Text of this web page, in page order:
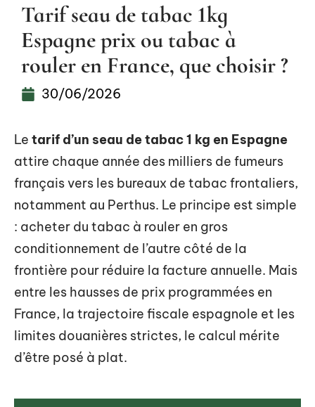
Tarif seau de tabac 1kg
Espagne prix ou tabac à
rouler en France, que choisir ?
30/06/2026
Le tarif d’un seau de tabac 1 kg en Espagne
attire chaque année des milliers de fumeurs
français vers les bureaux de tabac frontaliers,
notamment au Perthus. Le principe est simple
: acheter du tabac à rouler en gros
conditionnement de l’autre côté de la
frontière pour réduire la facture annuelle. Mais
entre les hausses de prix programmées en
France, la trajectoire fiscale espagnole et les
limites douanières strictes, le calcul mérite
d’être posé à plat.